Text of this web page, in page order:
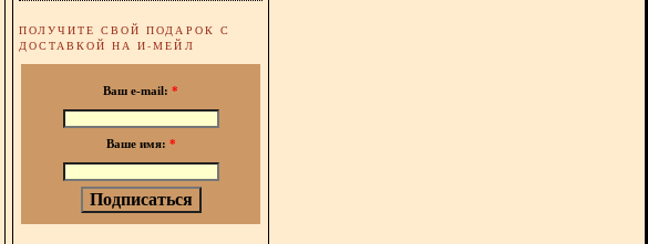
ПОЛУЧИТЕ СВОЙ ПОДАРОК С
ДОСТАВКОЙ НА И-МЕЙЛ
Ваш e-mail: *
Ваше имя: *